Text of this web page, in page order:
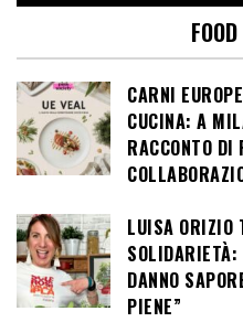
CARNI
CUCINA: A
RACCONTO
LUISA ORIZIO
SOLIDARIETÀ:
DANNO
PIENE”